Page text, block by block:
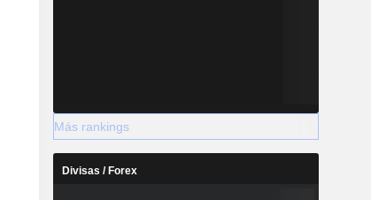
Más rankings
Divisas / Forex